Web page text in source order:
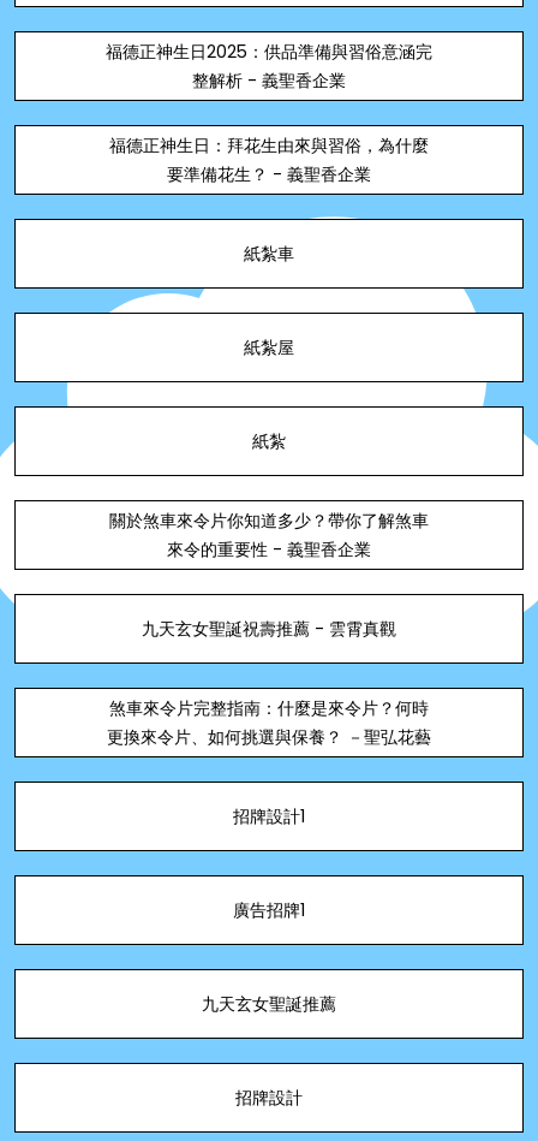
福德正神生日2025：供品準備與習俗意涵完
整解析 - 義聖香企業
福德正神生日：拜花生由來與習俗，為什麼
要準備花生？ - 義聖香企業
紙紮車
紙紮屋
紙紮
關於煞車來令片你知道多少？帶你了解煞車
來令的重要性 - 義聖香企業
九天玄女聖誕祝壽推薦 - 雲霄真觀
煞車來令片完整指南：什麼是來令片？何時
更換來令片、如何挑選與保養？ －聖弘花藝
招牌設計1
廣告招牌1
九天玄女聖誕推薦
招牌設計